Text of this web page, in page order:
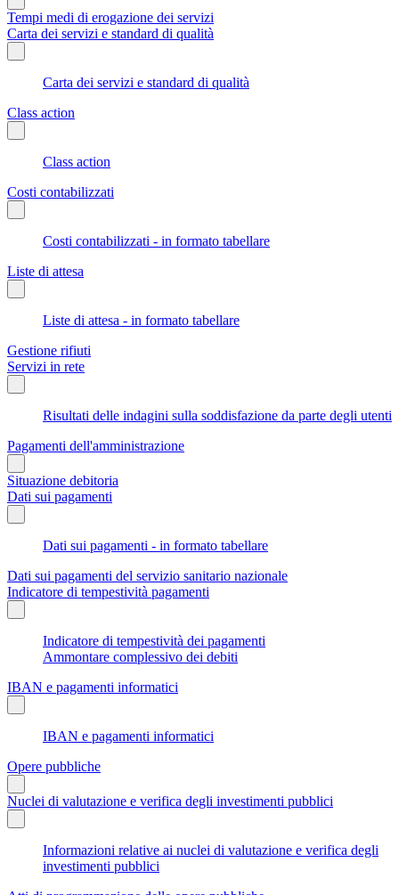
Tempi medi di erogazione dei servizi
Carta dei servizi e standard di qualità
Carta dei servizi e standard di qualità
Class action
Class action
Costi contabilizzati
Costi contabilizzati - in formato tabellare
Liste di attesa
Liste di attesa - in formato tabellare
Gestione rifiuti
Servizi in rete
Risultati delle indagini sulla soddisfazione da parte degli utenti
Pagamenti dell'amministrazione
Situazione debitoria
Dati sui pagamenti
Dati sui pagamenti - in formato tabellare
Dati sui pagamenti del servizio sanitario nazionale
Indicatore di tempestività pagamenti
Indicatore di tempestività dei pagamenti
Ammontare complessivo dei debiti
IBAN e pagamenti informatici
IBAN e pagamenti informatici
Opere pubbliche
Nuclei di valutazione e verifica degli investimenti pubblici
Informazioni relative ai nuclei di valutazione e verifica degli
investimenti pubblici